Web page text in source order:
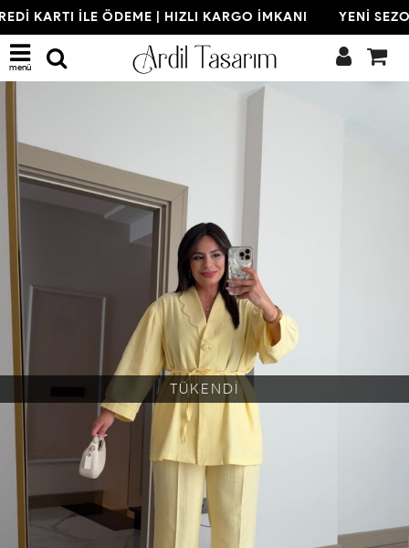
KARTI İLE ÖDEME | HIZLI KARGO İMKANI YENİ
menü
TÜKENDİ